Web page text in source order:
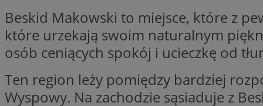
Beskid Makowski to miejsce, które z
które urzekają swoim naturalnym
osób ceniących spokój i ucieczkę od
Ten region leży pomiędzy bardziej
Wyspowy. Na zachodzie sąsiaduje z
__cf_bm
__cf_bm